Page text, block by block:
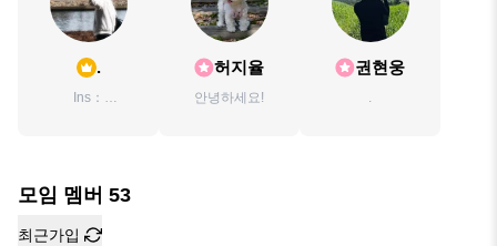
.
Ins：
허지율
안녕하세요!
권현웅
.
모임 멤버 53
최근가입